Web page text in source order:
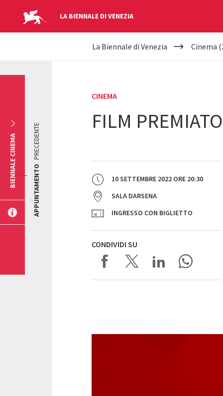
LA BIENNALE DI VENEZIA
YOUR
La Biennale di Venezia Cinema
CINEMA
FILM
10 SETTEMBRE 2022 ORE 20:30
SALA DARSENA
INGRESSO CON BIGLIETTO
CONDIVIDI SU
APPUNTAMENTO
PRECEDENTE
BIENNALE CINEMA